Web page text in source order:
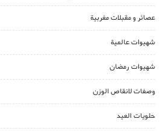
عصائر و مقبلات مغربية
شهيوات عالمية
شهيوات رمضان
وصفات لانقاص الوزن
حلويات العيد